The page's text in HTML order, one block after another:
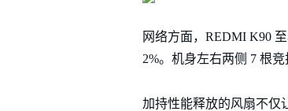
网络方面，REDMI K90
2%。机身左右两侧 7 根竞
加持性能释放的风扇不仅